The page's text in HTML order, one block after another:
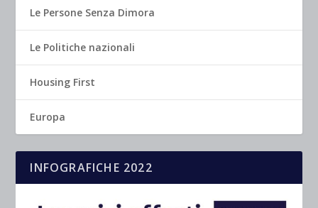
Le Persone Senza Dimora
Le Politiche nazionali
Housing First
Europa
INFOGRAFICHE 2022